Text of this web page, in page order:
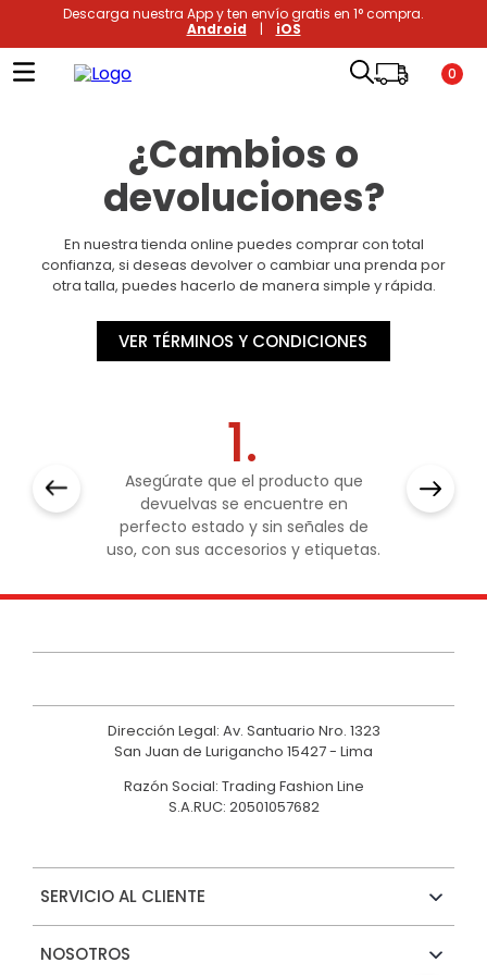
Descarga nuestra App y ten envío gratis en 1° compra.
Android | iOS
0
¿Cambios o
devoluciones?
En nuestra tienda online puedes comprar con total
confianza, si deseas devolver o cambiar una prenda por
otra talla, puedes hacerlo de manera simple y rápida.
VER TÉRMINOS Y CONDICIONES
1.
Asegúrate que el producto que
devuelvas se encuentre en
perfecto estado y sin señales de
uso, con sus accesorios y etiquetas.
Dirección Legal: Av. Santuario Nro. 1323
San Juan de Lurigancho 15427 - Lima
Razón Social: Trading Fashion Line
S.A.RUC: 20501057682
SERVICIO AL CLIENTE
NOSOTROS